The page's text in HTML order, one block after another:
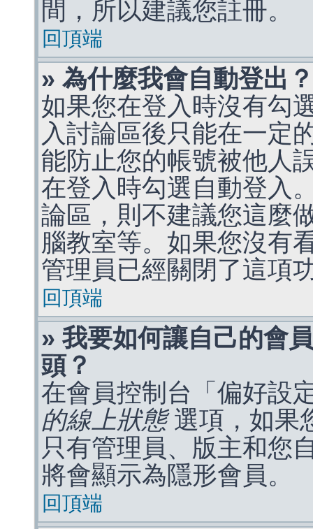
間，所以建議您註冊。
回頂端
» 為什麼我會自動登出？
如果您在登入時沒有勾
入討論區後只能在一定
能防止您的帳號被他人
在登入時勾選自動登入
論區，則不建議您這麼
腦教室等。如果您沒有
管理員已經關閉了這項
回頂端
» 我要如何讓自己的會
頭？
在會員控制台「偏好設
的線上狀態選項，如果
只有管理員、版主和您
將會顯示為隱形會員。
回頂端